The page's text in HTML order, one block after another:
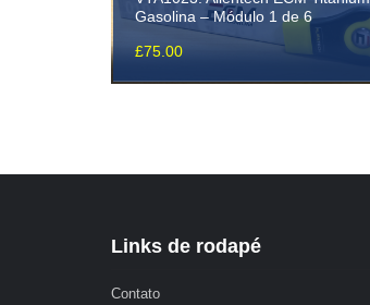
Gasolina – Módulo 1 de 6
£75.00
Links de rodapé
Contato